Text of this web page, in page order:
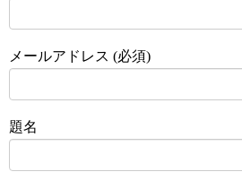
メールアドレス (必須)
題名